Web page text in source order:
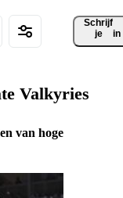
Schrijf
je
in
Valkyries
van hoge